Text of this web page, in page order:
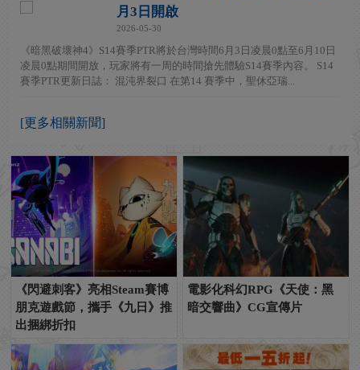
月3日開啟
2026-05-30
《暗黑破壞神4》S14賽季PTR將於台灣時間6月3日凌晨0點至6月10日
凌晨0點期間開放，玩家將有一周的時間搶先體驗S14賽季內容。 S14
賽季PTR更新日誌： 混沌界裂口 在第14 賽季中，聖休亞瑞...
[更多相關新聞]
《閃避刺客》亮相Steam賽博
朋克遊戲節，攜手《九日》推
出捆綁折扣
電影化科幻RPG《天使：黑
暗交響曲》CG宣傳片